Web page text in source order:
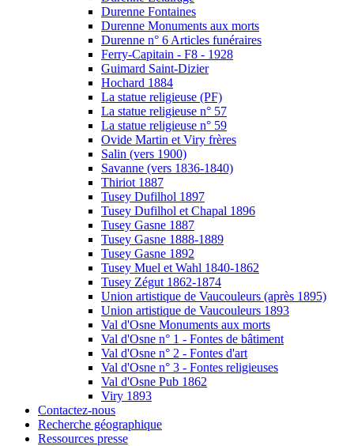
Durenne Fontaines
Durenne Monuments aux morts
Durenne n° 6 Articles funéraires
Ferry-Capitain - F8 - 1928
Guimard Saint-Dizier
Hochard 1884
La statue religieuse (PF)
La statue religieuse n° 57
La statue religieuse n° 59
Ovide Martin et Viry frères
Salin (vers 1900)
Savanne (vers 1836-1840)
Thiriot 1887
Tusey Dufilhol 1897
Tusey Dufilhol et Chapal 1896
Tusey Gasne 1887
Tusey Gasne 1888-1889
Tusey Gasne 1892
Tusey Muel et Wahl 1840-1862
Tusey Zégut 1862-1874
Union artistique de Vaucouleurs (après 1895)
Union artistique de Vaucouleurs 1893
Val d'Osne Monuments aux morts
Val d'Osne n° 1 - Fontes de bâtiment
Val d'Osne n° 2 - Fontes d'art
Val d'Osne n° 3 - Fontes religieuses
Val d'Osne Pub 1862
Viry 1893
Contactez-nous
Recherche géographique
Ressources presse